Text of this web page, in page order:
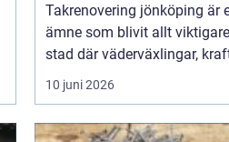
Takrenovering jönköping är
ämne som blivit allt
stad där väderväxlingar,
10 juni 2026